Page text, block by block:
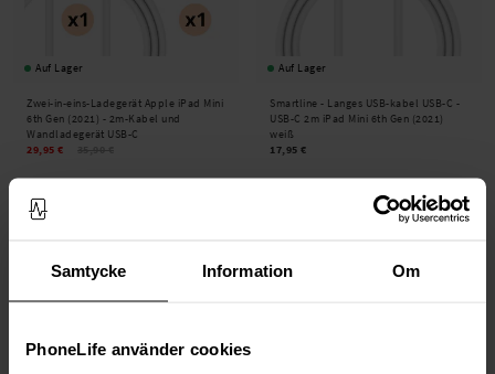
Samtycke Information Om
PhoneLife använder cookies
Auf Lager
Zwei-in-eins-Ladegerät Apple iPad Mini
6th Gen (2021) - 2m-Kabel und
Wandladegerät USB-C
29,95 €
Auf Lager
Smartline - Langes USB-kabel USB-C -
USB-C 2m iPad Mini 6th Gen (2021)
weiß
17,95 €